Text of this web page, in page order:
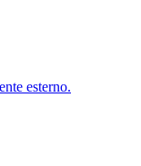
esterno.